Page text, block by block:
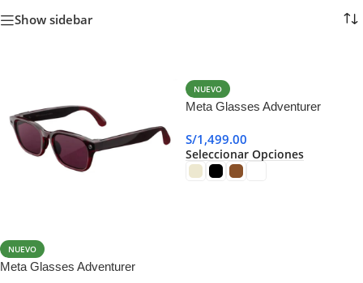
Show sidebar
NUEVO
Meta Glasses Adventurer
NUEVO
Meta Glasses Adventurer
S/1,499.00
Seleccionar Opciones